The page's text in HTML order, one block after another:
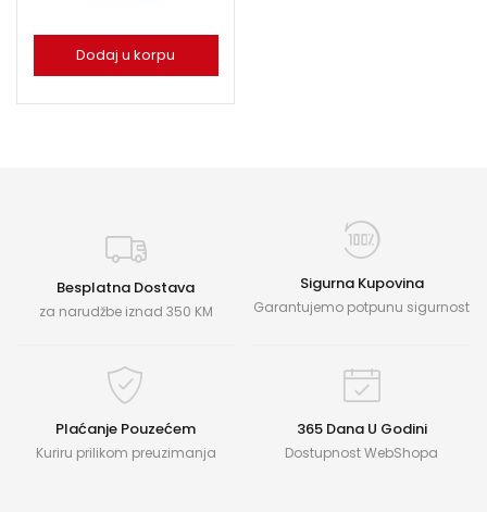
Dodaj u korpu
Besplatna Dostava
za narudžbe iznad 350 KM
Sigurna Kupovina
Garantujemo potpunu sigurnost
Plaćanje Pouzećem
Kuriru prilikom preuzimanja
365 Dana U Godini
Dostupnost WebShopa